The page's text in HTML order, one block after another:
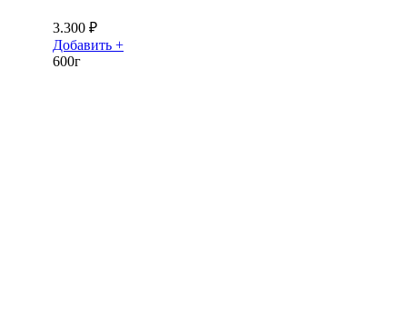
3.300 ₽
Добавить +
600г